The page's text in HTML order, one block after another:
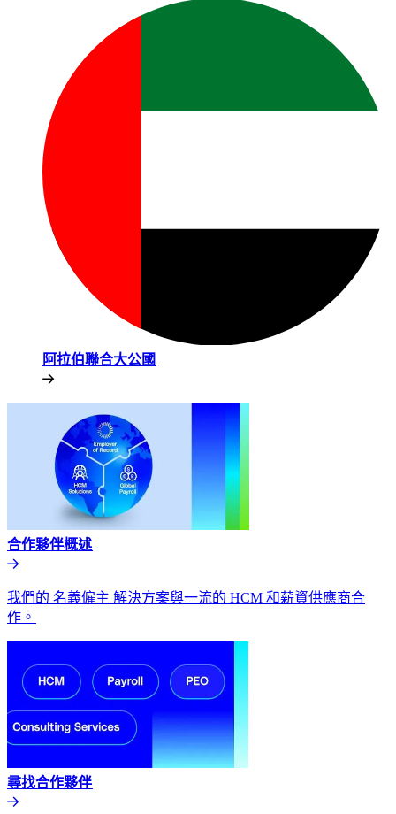
阿拉伯聯合大公國​​
合作夥伴概述​​
我們的 名義僱主 解決方案與一流的 HCM 和薪資供應商合
作。​​
尋找合作夥伴​​